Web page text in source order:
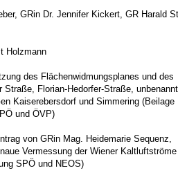
GRin Dr. Jennifer Kickert, GR Harald
Holzmann
des Flächenwidmungsplanes und des
Florian-Hedorfer-Straße,
Kaiserebersdorf und Simmering (Beilage
und ÖVP)
von GRin Mag. Heidemarie Sequenz,
Vermessung der Wiener Kaltluftströme
SPÖ und NEOS)